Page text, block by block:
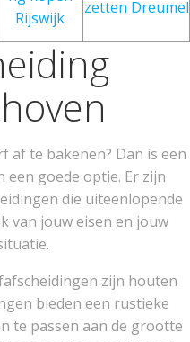
Rijswijk
zetten Dreumel
af te bakenen? Dan is een
goede optie. Er zijn
die uiteenlopende
van jouw eisen en jouw
zijn houten
bieden een rustieke
te passen aan de grootte